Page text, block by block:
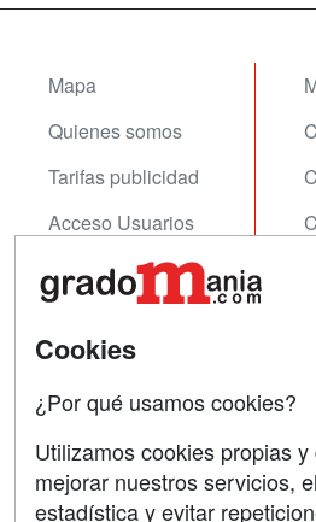
Mapa
Quienes somos
Tarifas publicidad
Acceso Usuarios
Acceso Centros
Contactar
Copyleft
Cookies
¿Por qué usamos cookies?
Utilizamos cookies propias
mejorar nuestros servicios,
estadística y evitar